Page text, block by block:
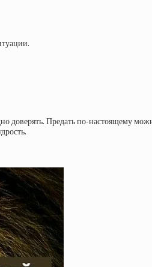
доверять. Предать по-настоящему